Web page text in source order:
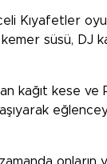
Kıyafetler
süsü, DJ
kağıt kese
onların